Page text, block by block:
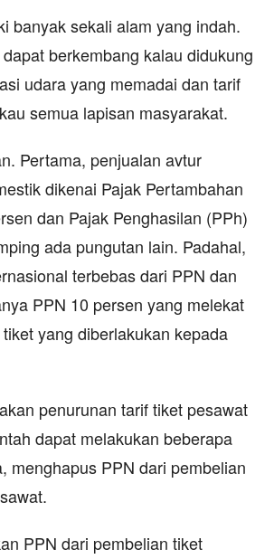
banyak sekali alam yang indah.
berkembang kalau didukung
udara yang memadai dan tarif
semua lapisan masyarakat.
Pertama, penjualan avtur
dikenai Pajak Pertambahan
dan Pajak Penghasilan (PPh)
ada pungutan lain. Padahal,
terbebas dari PPN dan
PPN 10 persen yang melekat
yang diberlakukan kepada
penurunan tarif tiket pesawat
dapat melakukan beberapa
menghapus PPN dari pembelian
PPN dari pembelian tiket